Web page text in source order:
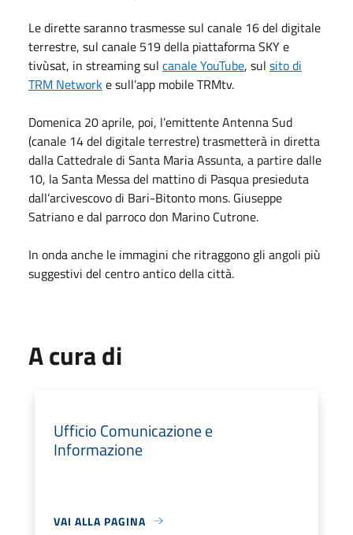
Le dirette saranno trasmesse sul canale 16 del digitale
terrestre, sul canale 519 della piattaforma SKY e
tivùsat, in streaming sul canale YouTube, sul sito di
TRM Networke sull’app mobile TRMtv.
Domenica 20 aprile, poi, l’emittente Antenna Sud
(canale 14 del digitale terrestre) trasmetterà in diretta
dalla Cattedrale di Santa Maria Assunta, a partire dalle
10, la Santa Messa del mattino di Pasqua presieduta
dall’arcivescovo di Bari-Bitonto mons. Giuseppe
Satriano e dal parroco don Marino Cutrone.
In onda anche le immagini che ritraggono gli angoli più
suggestivi del centro antico della città.
A cura di
Ufficio Comunicazione e
Informazione
VAI ALLA PAGINA